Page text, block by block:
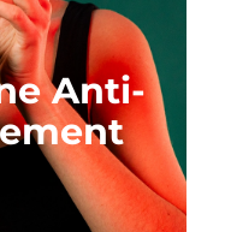
Anti-